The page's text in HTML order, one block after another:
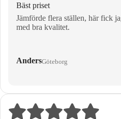
Bäst priset
Jämförde flera ställen, här fick
med bra kvalitet.
AndersGöteborg